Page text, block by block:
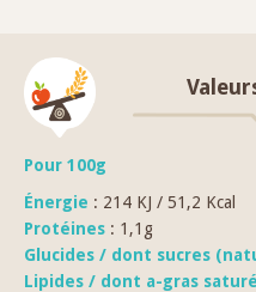
Pour 100g
Énergie : 214 KJ / 51,2 Kcal
Protéines : 1,1g
Glucides / dont sucres
Lipides / dont a-gras